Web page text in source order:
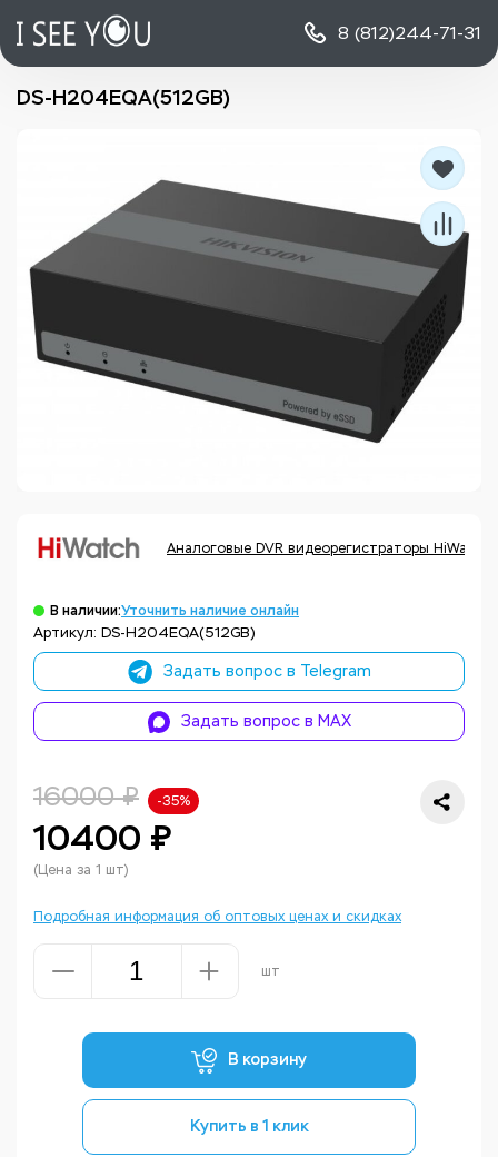
8 (812)244-71-31
DS-H204EQA(512GB)
Аналоговые DVR видеорегистраторы HiWatch
В наличии:Уточнить наличие онлайн
Артикул: DS-H204EQA(512GB)
Задать вопрос в Telegram
Задать вопрос в MAX
16000 ₽ -35%
10400 ₽
(Цена за 1 шт)
Подробная информация об оптовых ценах и скидках
шт
В корзину
Купить в 1 клик